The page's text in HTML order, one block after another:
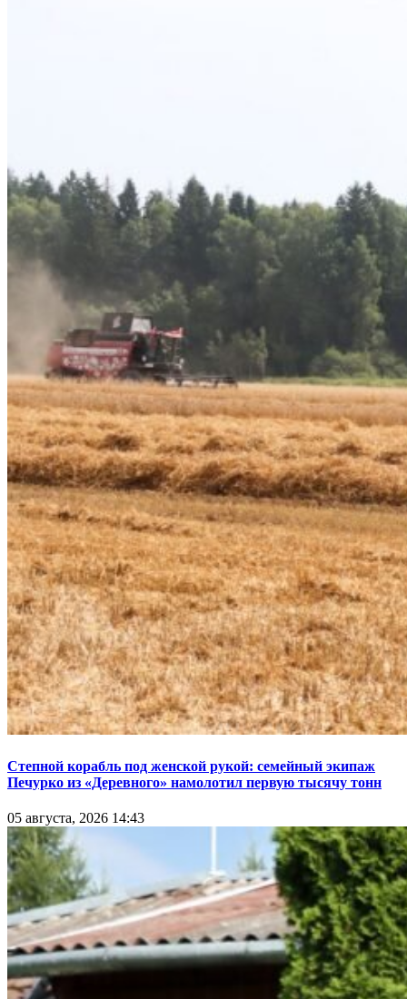
Степной корабль под женской рукой: семейный экипаж
Печурко из «Деревного» намолотил первую тысячу тонн
05 августа, 2026 14:43